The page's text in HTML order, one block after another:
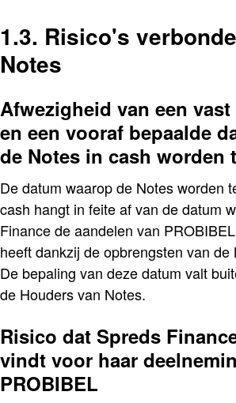
1.3. Risico's
Notes
Afwezigheid van een
en een vooraf bepaalde
de Notes in cash worden
De datum waarop de Notes worden
cash hangt in feite af van de datum
Finance de aandelen van
heeft dankzij de opbrengsten van de
De bepaling van deze datum valt
de Houders van Notes.
Risico dat Spreds
vindt voor haar
PROBIBEL